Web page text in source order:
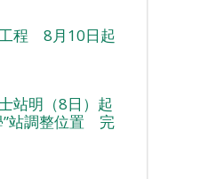
程 8月10日起
站明（8日）起
站調整位置 完